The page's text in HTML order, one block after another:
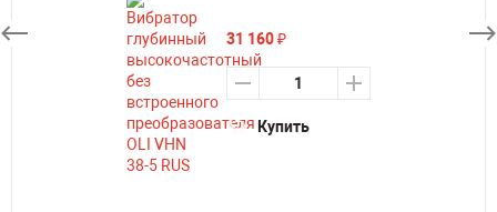
31 160₽
Купить